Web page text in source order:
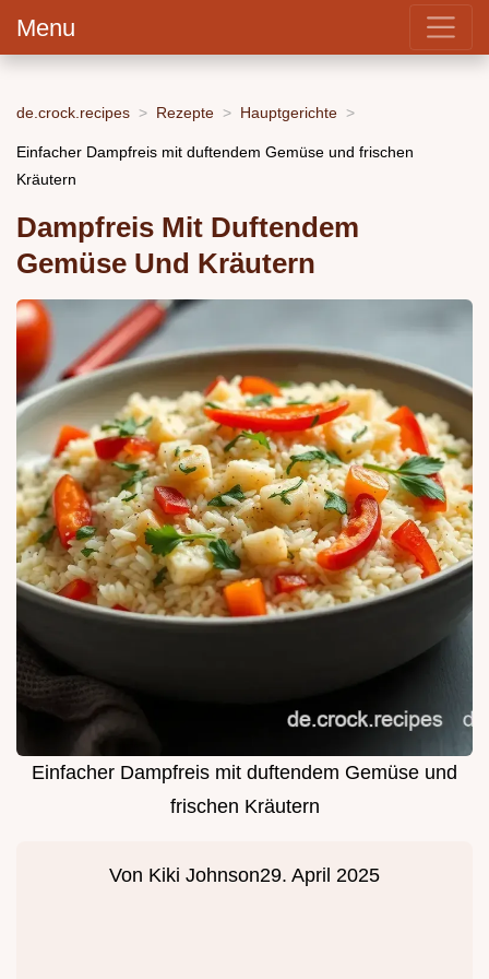
Menu
de.crock.recipes Rezepte Hauptgerichte
Einfacher Dampfreis mit duftendem Gemüse und frischen
Kräutern
Dampfreis Mit Duftendem
Gemüse Und Kräutern
Einfacher Dampfreis mit duftendem Gemüse und
frischen Kräutern
Von Kiki Johnson29. April 2025